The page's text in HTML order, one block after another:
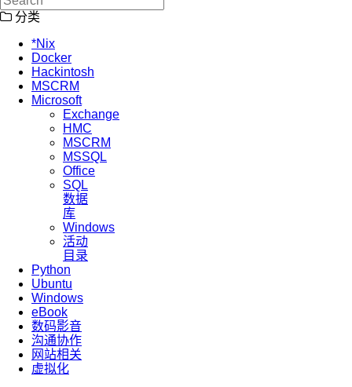
分类
*Nix
Docker
Hackintosh
MSCRM
Microsoft
Exchange
HMC
MSCRM
MSSQL
Office
SQL
数据
库
Windows
活动
目录
Python
Ubuntu
Windows
eBook
数码影音
沟通协作
网站相关
虚拟化